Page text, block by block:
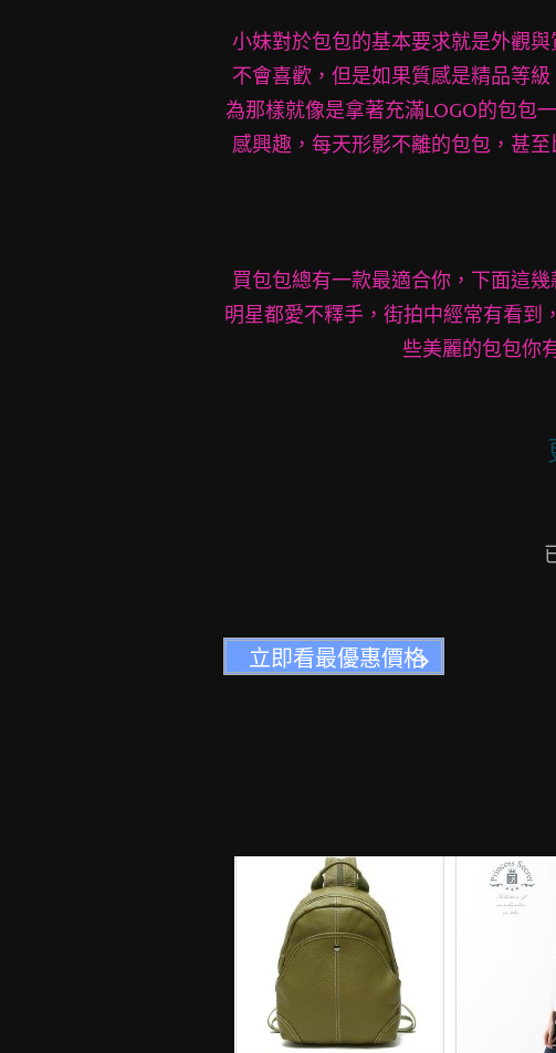
小妹對於包包的基本要求就是外觀
不會喜歡，但是如果質感是精品等
為那樣就像是拿著充滿LOGO的包包
感興趣，每天形影不離的包包，甚
買包包總有一款最適合你，下面這
明星都愛不釋手，街拍中經常有看到
些美麗的包包你